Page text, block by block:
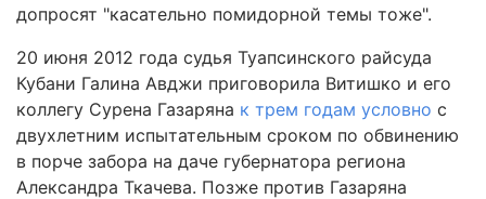
допросят "касательно помидорной темы тоже".
20 июня 2012 года судья Туапсинского райсуда
Кубани Галина Авджи приговорила Витишко и его
коллегу Сурена Газаряна к трем годам условно с
двухлетним испытательным сроком по обвинению
в порче забора на даче губернатора региона
Александра Ткачева. Позже против Газаряна